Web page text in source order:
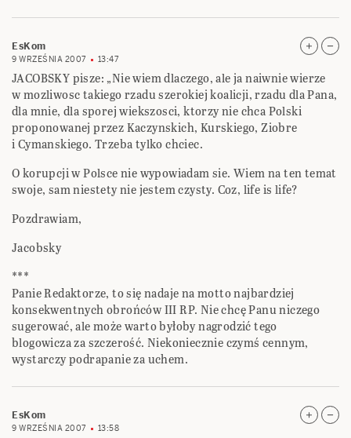
EsKom
9 WRZEŚNIA 2007 13:47
JACOBSKY pisze: „Nie wiem dlaczego, ale ja naiwnie wierze
w mozliwosc takiego rzadu szerokiej koalicji, rzadu dla Pana,
dla mnie, dla sporej wiekszosci, ktorzy nie chca Polski
proponowanej przez Kaczynskich, Kurskiego, Ziobre
i Cymanskiego. Trzeba tylko chciec.
O korupcji w Polsce nie wypowiadam sie. Wiem na ten temat
swoje, sam niestety nie jestem czysty. Coz, life is life?
Pozdrawiam,
Jacobsky
***
Panie Redaktorze, to się nadaje na motto najbardziej
konsekwentnych obrońców III RP. Nie chcę Panu niczego
sugerować, ale może warto byłoby nagrodzić tego
blogowicza za szczerość. Niekoniecznie czymś cennym,
wystarczy podrapanie za uchem.
EsKom
9 WRZEŚNIA 2007 13:58